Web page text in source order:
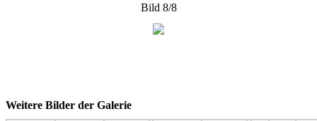
Bild 8/8
Weitere Bilder der Galerie